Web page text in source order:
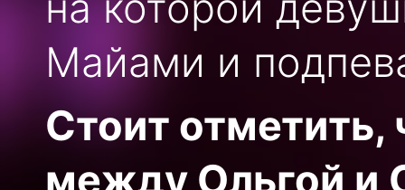
Майами и
Стоит отметить,
между Ольгой и